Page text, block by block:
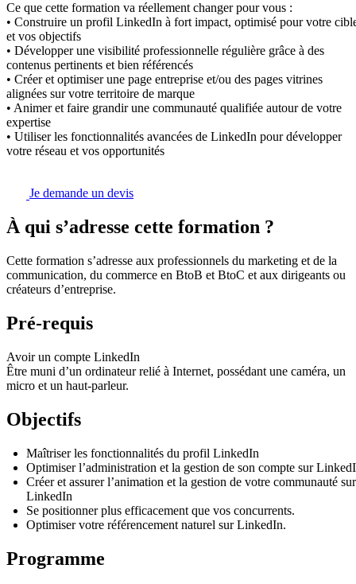
Ce que cette formation va réellement changer pour vous :
• Construire un profil LinkedIn à fort impact, optimisé pour votre
et vos objectifs
• Développer une visibilité professionnelle régulière grâce à des
contenus pertinents et bien référencés
• Créer et optimiser une page entreprise et/ou des pages vitrines
alignées sur votre territoire de marque
• Animer et faire grandir une communauté qualifiée autour de votre
expertise
• Utiliser les fonctionnalités avancées de LinkedIn pour développer
votre réseau et vos opportunités
Je demande un devis
À qui s’adresse cette formation ?
Cette formation s’adresse aux professionnels du marketing et de la
communication, du commerce en BtoB et BtoC et aux dirigeants ou
créateurs d’entreprise.
Pré-requis
Avoir un compte LinkedIn
Être muni d’un ordinateur relié à Internet, possédant une caméra, un
micro et un haut-parleur.
Objectifs
Maîtriser les fonctionnalités du profil LinkedIn
Optimiser l’administration et la gestion de son compte sur
Créer et assurer l’animation et la gestion de votre communauté sur
LinkedIn
Se positionner plus efficacement que vos concurrents.
Optimiser votre référencement naturel sur LinkedIn.
Programme